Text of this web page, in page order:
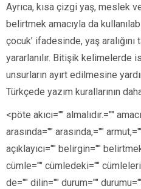
Ayrıca, kısa çizgi yaş, meslek
belirtmek amacıyla da
çocuk’ ifadesinde, yaş
yararlanılır. Bitişik kelimelerde
unsurların ayırt edilmesine
Türkçede yazım kurallarının
<pöte akıcı="" almalıdır.=""
arasında="" arasında,=""
açıklayıcı="" belirgin=""
cümle="" cümledeki=""
de="" dilin="" durum=""